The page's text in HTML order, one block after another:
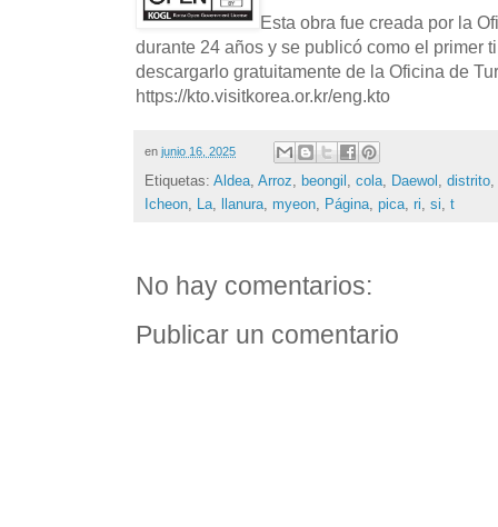
Esta obra fue creada por la
durante 24 años y se publicó como el primer
descargarlo gratuitamente de la Oficina de
https://kto.visitkorea.or.kr/eng.kto
en junio 16, 2025
Etiquetas: Aldea, Arroz, beongil , cola, Daewol , distrito,
Icheon, La, llanura, myeon, Página, pica, ri, si, t
No hay comentarios:
Publicar un comentario